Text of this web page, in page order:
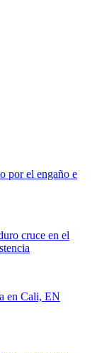
por el engaño e
cruce en el
en Cali, EN